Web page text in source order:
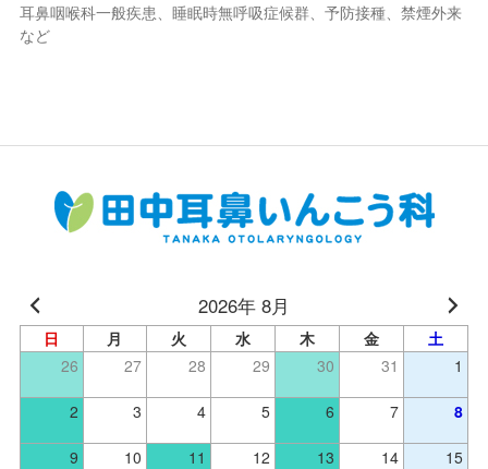
耳鼻咽喉科一般疾患、睡眠時無呼吸症候群、予防接種、禁煙外来
など
2026年 8月
日 月 火 水 木 金
土
26
27 28 29 30 31 1
2 3 4 5 6 7 8
9 10 11 12 13 14 15